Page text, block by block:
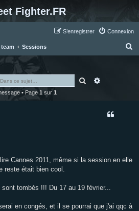
Fighter.FR
Connexion
S’enregistrer
Sessions
Rechercher
• Page 1 sur1
Cannes 2011, même si la session en elle
reste était bien cool.
tombés !!! Du 17 au 19 février...
en congés, et il se pourrai que j'ai qqc à